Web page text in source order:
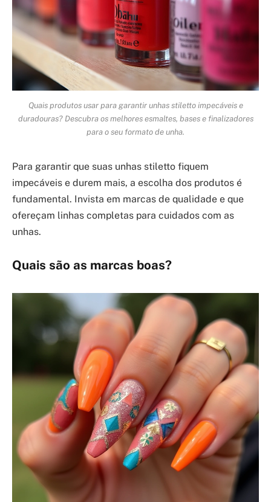
Quais produtos usar para garantir unhas stiletto impecáveis e
duradouras? Descubra os melhores esmaltes, bases e finalizadores
para o seu formato de unha.
Para garantir que suas unhas stiletto fiquem
impecáveis e durem mais, a escolha dos produtos é
fundamental. Invista em marcas de qualidade e que
ofereçam linhas completas para cuidados com as
unhas.
Quais são as marcas boas?